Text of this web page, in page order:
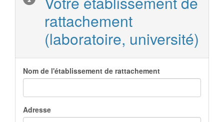
rattachement
(laboratoire, université)
Nom de l'établissement de rattachement
Adresse